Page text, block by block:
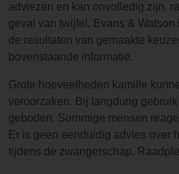
adviezen en kan onvolledig zijn,
geval van twijfel. Evans &
de resultaten van gemaakte
bovenstaande informatie.
Grote hoeveelheden kamille
veroorzaken. Bij langdurig
geboden. Sommige mensen
Er is geen eenduidig advies over
tijdens de zwangerschap.